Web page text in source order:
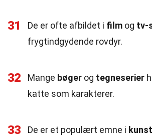
31 De er ofte afbildet i film og tv-
frygtindgydende rovdyr.
32 Mange bøger og tegneserier
katte som karakterer.
33 De er et populært emne i kunst